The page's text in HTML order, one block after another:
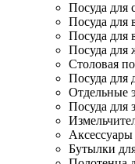
Посуда для
Посуда для
Посуда для
Посуда для
Столовая
Посуда для
Отдельные
Посуда для
Бутылки